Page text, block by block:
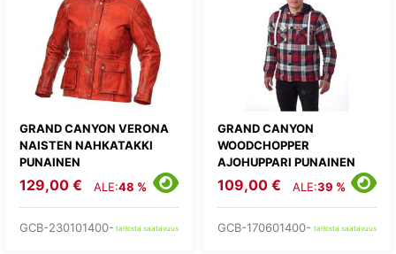
GRAND CANYON VERONA
NAISTEN NAHKATAKKI
PUNAINEN
129,00 € ALE:48 %
GCB-230101400- tarkista saatavuus
GRAND CANYON
WOODCHOPPER
AJOHUPPARI PUNAINEN
109,00 € ALE:39 %
GCB-170601400- tarkista saatavuus